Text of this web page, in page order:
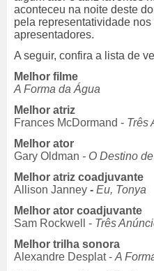
aconteceu na noite deste
pela representatividade
apresentadores.
A seguir, confira a lista de
Melhor filme
A Forma da Água
Melhor atriz
Frances McDormand - Três
Melhor ator
Gary Oldman - O Destino
Melhor atriz coadjuvante
Allison Janney - Eu, Tonya
Melhor ator coadjuvante
Sam Rockwell - Três
Melhor trilha sonora
Alexandre Desplat - A